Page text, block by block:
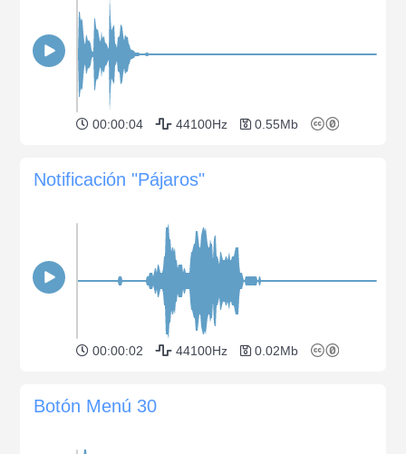
00:00:04 44100Hz 0.55Mb
Notificación "Pájaros"
00:00:02 44100Hz 0.02Mb
Botón Menú 30